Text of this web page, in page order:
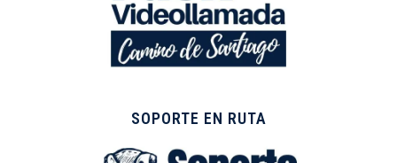
SOPORTE EN RUTA